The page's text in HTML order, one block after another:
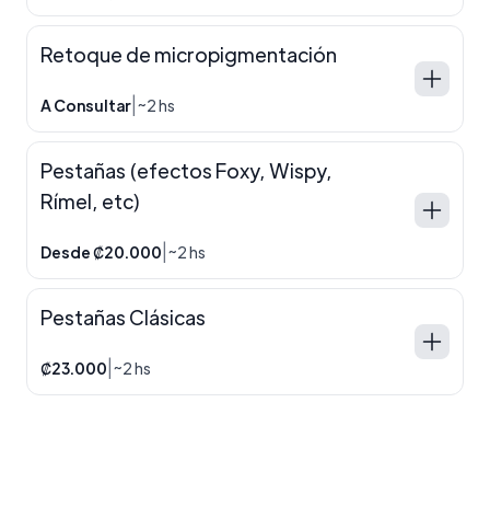
Retoque de micropigmentación
A Consultar ~2 hs
Pestañas (efectos Foxy, Wispy,
Rímel, etc)
Desde ₡20.000 ~2 hs
Pestañas Clásicas
₡23.000 ~2 hs